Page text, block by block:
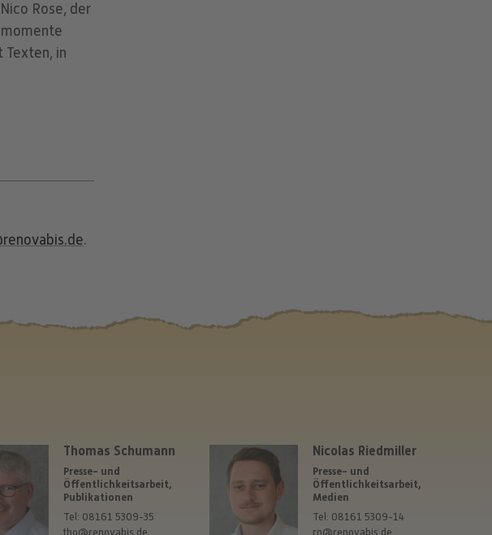
Rose, der
Texten, in
.
Thomas Schumann
Presse- und
Öffentlichkeitsarbeit,
Publikationen
Tel: 08161 5309-35
tho@renovabis.de
Nicolas Riedmiller
Presse- und
Öffentlichkeitsarbeit,
Medien
Tel: 08161 5309-14
rn@renovabis.de